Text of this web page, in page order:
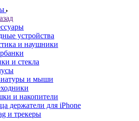
устройства
и наушники
и стекла
и мыши
и накопители
держатели для iPhone
и трекеры